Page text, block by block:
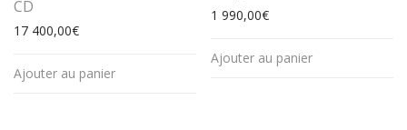
CD
17 400,00€
Ajouter au panier
1 990,00€
Ajouter au panier